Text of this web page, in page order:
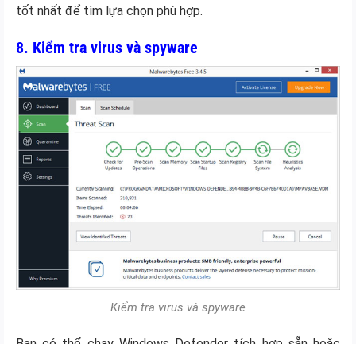
tốt nhất để tìm lựa chọn phù hợp.
8. Kiểm tra virus và spyware
Kiểm tra virus và spyware